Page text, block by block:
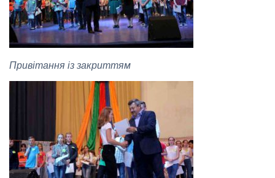
Привітання із закриттям